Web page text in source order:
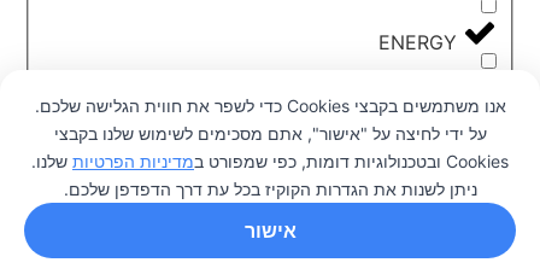
0
ENERGY
ESun
Flashforge
Garmin
GIGABYTE
אנו משתמשים בקבצי Cookies כדי לשפר את חווית הגלישה שלכם.
על ידי לחיצה על "אישור", אתם מסכימים לשימוש שלנו בקבצי
Cookies ובטכנולוגיות דומות, כפי שמפורט ב
מדיניות הפרטיות שלנו.
ניתן לשנות את הגדרות הקוקיז בכל עת דרך הדפדפן שלכם.
אישור